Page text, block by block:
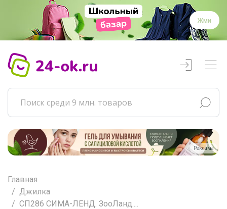
Жми
Реклама
Главная
Джилка
СП286 СИМА-ЛЕНД. ЗооЛанд....